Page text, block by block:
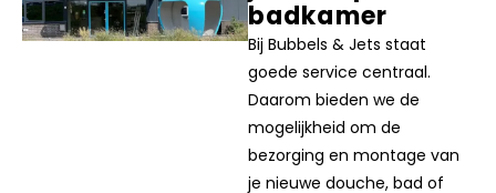
jouw Japandi
badkamer
Bij Bubbels & Jets staat
goede service centraal.
Daarom bieden we de
mogelijkheid om de
bezorging en montage van